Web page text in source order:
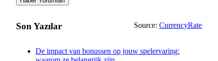
Source: CurrencyRate
Son Yazılar
De impact van bonussen op jouw spelervaring: